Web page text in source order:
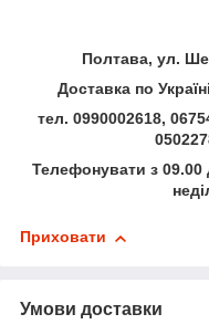
Полтава, ул.
Доставка по
тел. 0990002618,
Телефонувати з 09.00
Приховати
Умови доставки